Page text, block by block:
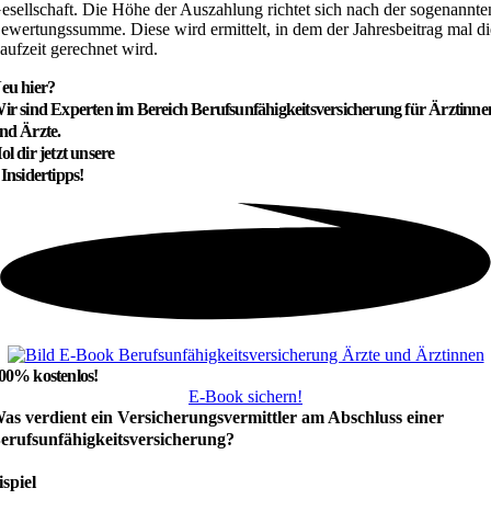
Die Höhe der Auszahlung richtet sich nach der
Diese wird ermittelt, in dem der Jahresbeitrag mal
gerechnet wird.
hier?
sind Experten im Bereich Berufs­unfähig­keits­ver­sicherung für
Ärzte.
dir jetzt unsere
kostenlos!
E-Book sichern!
verdient ein Versicherungsvermittler am Abschluss einer